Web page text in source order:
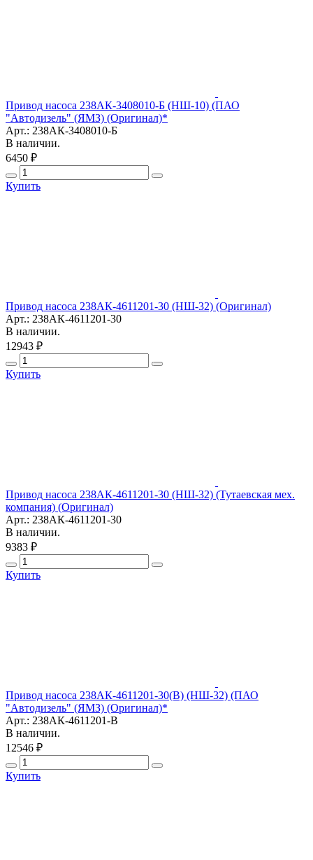
Привод насоса 238АК-3408010-Б (НШ-10) (ПАО
"Автодизель" (ЯМЗ) (Оригинал)*
Арт.: 238АК-3408010-Б
В наличии.
6450 ₽
Купить
Привод насоса 238АК-4611201-30 (НШ-32) (Оригинал)
Арт.: 238АК-4611201-30
В наличии.
12943 ₽
Купить
Привод насоса 238АК-4611201-30 (НШ-32) (Тутаевская мех.
компания) (Оригинал)
Арт.: 238АК-4611201-30
В наличии.
9383 ₽
Купить
Привод насоса 238АК-4611201-30(В) (НШ-32) (ПАО
"Автодизель" (ЯМЗ) (Оригинал)*
Арт.: 238АК-4611201-В
В наличии.
12546 ₽
Купить